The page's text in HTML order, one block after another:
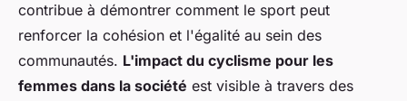
contribue à démontrer comment le sport peut
renforcer la cohésion et l'égalité au sein des
communautés. L'impact du cyclisme pour les
femmes dans la société est visible à travers des